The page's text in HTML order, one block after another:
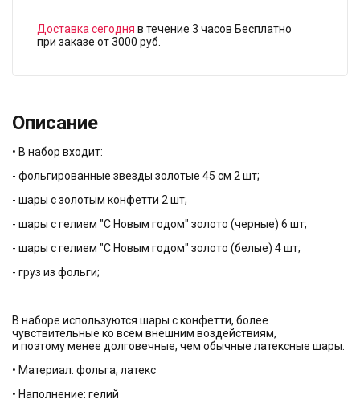
Доставка сегодня в течение 3 часов Бесплатно
при заказе от 3000 руб.
Описание
• В набор входит:
- фольгированные звезды золотые 45 см 2 шт;
- шары с золотым конфетти 2 шт;
- шары с гелием "С Новым годом" золото (черные) 6 шт;
- шары с гелием "С Новым годом" золото (белые) 4 шт;
- груз из фольги;
В наборе используются шары с конфетти, более
чувствительные ко всем внешним воздействиям,
и поэтому менее долговечные, чем обычные латексные шары.
• Материал: фольга, латекс
• Наполнение: гелий